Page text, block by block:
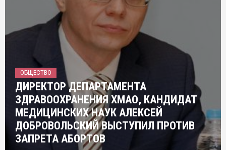
ОБЩЕСТВО
ДИРЕКТОР ДЕПАРТАМЕНТА
ЗДРАВООХРАНЕНИЯ ХМАО, КАНДИДАТ
МЕДИЦИНСКИХ НАУК АЛЕКСЕЙ
ДОБРОВОЛЬСКИЙ ВЫСТУПИЛ ПРОТИВ
ЗАПРЕТА АБОРТОВ